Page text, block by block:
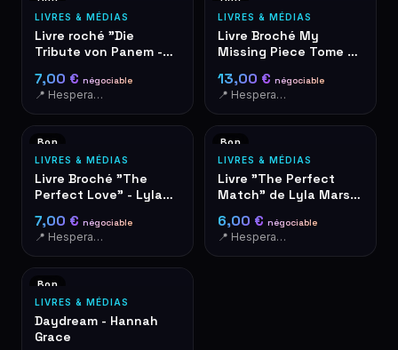
LIVRES & MÉDIAS
Livre roché "Die
Tribute von Panem -
allemand
7,00 € négociable
📍 Hesperange
LIVRES & MÉDIAS
Livre Broché My
Missing Piece Tome 1
13,00 € négociable
📍 Hesperange
Bon
LIVRES & MÉDIAS
Livre Broché "The
Perfect Love" - Lyla
Soulmate #2
7,00 € négociable
📍 Hesperange
Bon
LIVRES & MÉDIAS
Livre "The Perfect
Match" de Lyla Mars -
6,00 € négociable
📍 Hesperange
Bon
LIVRES & MÉDIAS
Daydream - Hannah
Grace